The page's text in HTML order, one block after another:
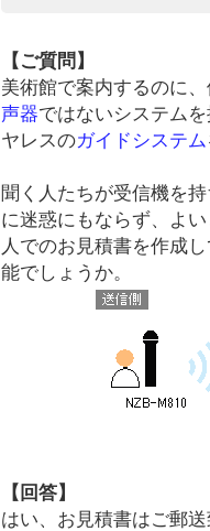
【ご質問】
美術館で案内するのに
声器ではないシステム
ヤレスのガイドシステム
聞く人たちが受信機を
に迷惑にもならず、よ
人でのお見積書を作成
能でしょうか。
【回答】
はい、お見積書はご郵